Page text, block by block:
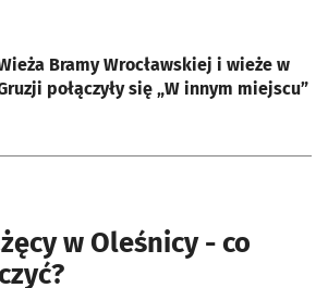
Bramy Wrocławskiej i wieże w
połączyły się „W innym miejscu”
karcie
w Oleśnicy - co